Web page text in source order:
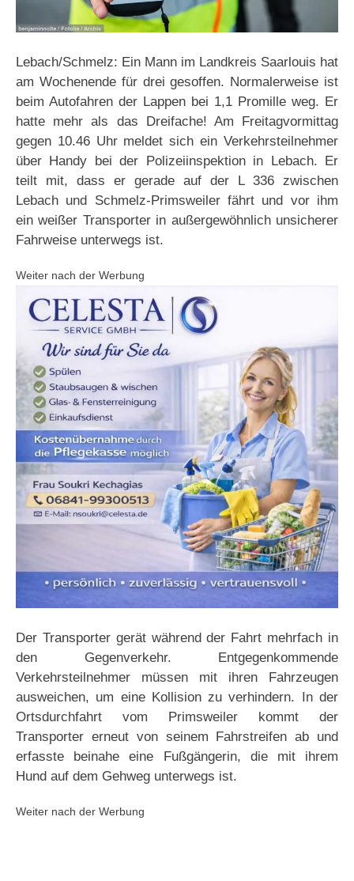
Lebach/Schmelz: Ein Mann im Landkreis Saarlouis hat
am Wochenende für drei gesoffen. Normalerweise ist
beim Autofahren der Lappen bei 1,1 Promille weg. Er
hatte mehr als das Dreifache! Am Freitagvormittag
gegen 10.46 Uhr meldet sich ein Verkehrsteilnehmer
über Handy bei der Polizeiinspektion in Lebach. Er
teilt mit, dass er gerade auf der L 336 zwischen
Lebach und Schmelz-Primsweiler fährt und vor ihm
ein weißer Transporter in außergewöhnlich unsicherer
Fahrweise unterwegs ist.
Weiter nach der Werbung
Der Transporter gerät während der Fahrt mehrfach in
den Gegenverkehr. Entgegenkommende
Verkehrsteilnehmer müssen mit ihren Fahrzeugen
ausweichen, um eine Kollision zu verhindern. In der
Ortsdurchfahrt vom Primsweiler kommt der
Transporter erneut von seinem Fahrstreifen ab und
erfasste beinahe eine Fußgängerin, die mit ihrem
Hund auf dem Gehweg unterwegs ist.
Weiter nach der Werbung